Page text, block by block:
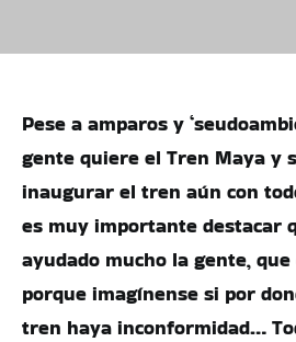
Pese a amparos y
gente quiere el Tren Maya y
inaugurar el tren aún con
es muy importante destacar
ayudado mucho la gente,
porque imagínense si por
tren haya inconformidad…